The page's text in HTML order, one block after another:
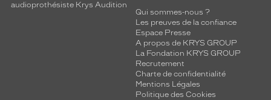
audioprothésiste Krys Audition
Qui sommes-nous ?
Les preuves de la confiance
Espace Presse
A propos de KRYS GROUP
La Fondation KRYS GROUP
Recrutement
Charte de confidentialité
Mentions Légales
Politique des Cookies